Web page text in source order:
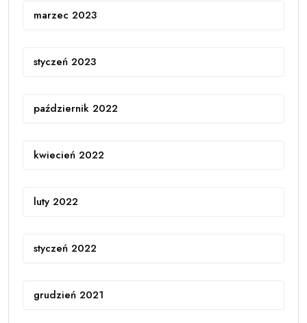
marzec 2023
styczeń 2023
październik 2022
kwiecień 2022
luty 2022
styczeń 2022
grudzień 2021